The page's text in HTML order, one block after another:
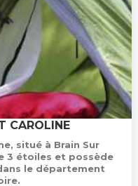
CAROLINE
situé à Brain Sur
3 étoiles et possède
le département